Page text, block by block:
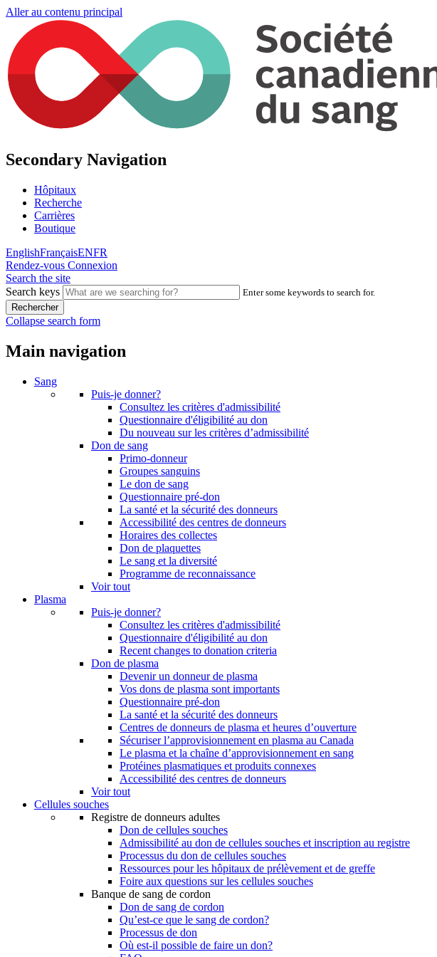
Aller au contenu principal
Secondary Navigation
Hôpitaux
Recherche
Carrières
Boutique
EnglishFrançaisENFR
Rendez-vous Connexion
Search the site
Search keys
Enter some keywords to search for.
Collapse search form
Main navigation
Sang
Puis-je donner?
Consultez les critères d'admissibilité
Questionnaire d'éligibilité au don
Du nouveau sur les critères d’admissibilité
Don de sang
Primo-donneur
Groupes sanguins
Le don de sang
Questionnaire pré-don
La santé et la sécurité des donneurs
Accessibilité des centres de donneurs
Horaires des collectes
Don de plaquettes
Le sang et la diversité
Programme de reconnaissance
Voir tout
Plasma
Puis-je donner?
Consultez les critères d'admissibilité
Questionnaire d'éligibilité au don
Recent changes to donation criteria
Don de plasma
Devenir un donneur de plasma
Vos dons de plasma sont importants
Questionnaire pré-don
La santé et la sécurité des donneurs
Centres de donneurs de plasma et heures d’ouverture
Sécuriser l’approvisionnement en plasma au Canada
Le plasma et la chaîne d’approvisionnement en sang
Protéines plasmatiques et produits connexes
Accessibilité des centres de donneurs
Voir tout
Cellules souches
Registre de donneurs adultes
Don de cellules souches
Admissibilité au don de cellules souches et inscription au registre
Processus du don de cellules souches
Ressources pour les hôpitaux de prélèvement et de greffe
Foire aux questions sur les cellules souches
Banque de sang de cordon
Don de sang de cordon
Qu’est-ce que le sang de cordon?
Processus de don
Où est-il possible de faire un don?